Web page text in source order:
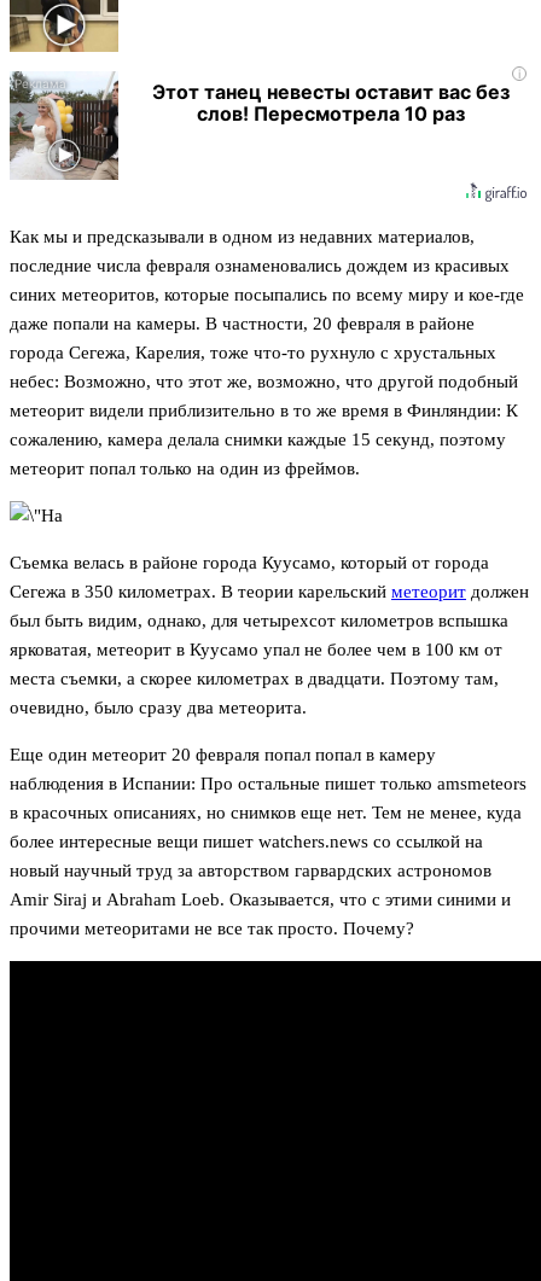
i
Этот танец невесты оставит вас без
слов! Пересмотрела 10 раз
Как мы и предсказывали в одном из недавних материалов,
последние числа февраля ознаменовались дождем из красивых
синих метеоритов, которые посыпались по всему миру и кое-где
даже попали на камеры. В частности, 20 февраля в районе
города Сегежа, Карелия, тоже что-то рухнуло с хрустальных
небес: Возможно, что этот же, возможно, что другой подобный
метеорит видели приблизительно в то же время в Финляндии: К
сожалению, камера делала снимки каждые 15 секунд, поэтому
метеорит попал только на один из фреймов.
Съемка велась в районе города Куусамо, который от города
Сегежа в 350 километрах. В теории карельский метеорит должен
был быть видим, однако, для четырехсот километров вспышка
ярковатая, метеорит в Куусамо упал не более чем в 100 км от
места съемки, а скорее километрах в двадцати. Поэтому там,
очевидно, было сразу два метеорита.
Еще один метеорит 20 февраля попал попал в камеру
наблюдения в Испании: Про остальные пишет только amsmeteors
в красочных описаниях, но снимков еще нет. Тем не менее, куда
более интересные вещи пишет watchers.news со ссылкой на
новый научный труд за авторством гарвардских астрономов
Amir Siraj и Abraham Loeb. Оказывается, что с этими синими и
прочими метеоритами не все так просто. Почему?